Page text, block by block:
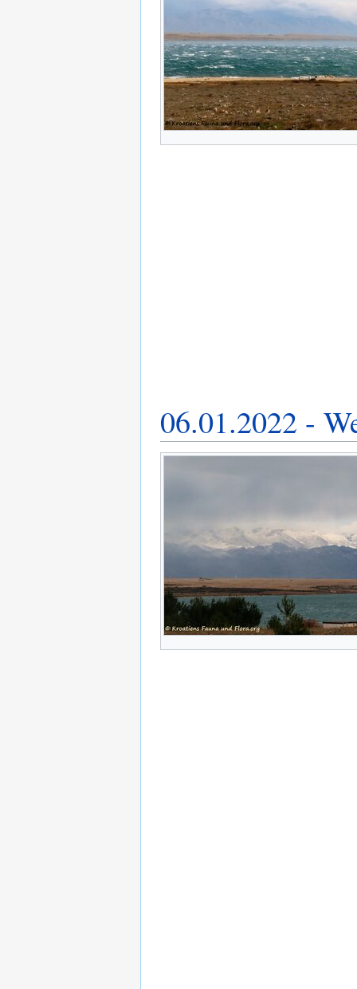
06.01.2022 -